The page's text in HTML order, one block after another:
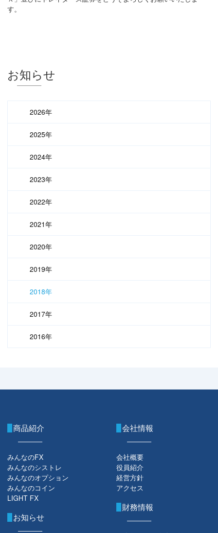
す。
お知らせ
2026年
2025年
2024年
2023年
2022年
2021年
2020年
2019年
2018年
2017年
2016年
商品紹介
みんなのFX
みんなのシストレ
みんなのオプション
みんなのコイン
LIGHT FX
お知らせ
会社情報
会社概要
役員紹介
経営方針
アクセス
財務情報